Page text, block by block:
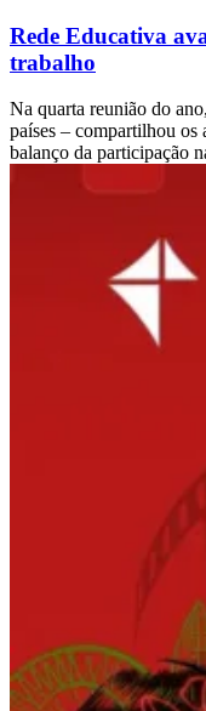
Rede Educativa
trabalho
Na quarta reunião do
países – compartilhou os
balanço da participação